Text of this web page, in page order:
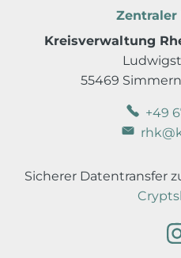
Kreisverwaltung
55469
+49
Sicherer Datentransfer